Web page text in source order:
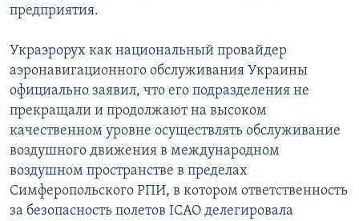
предприятия.
Украэрорух как национальный провайдер
аэронавигационного обслуживания Украины
официально заявил, что его подразделения не
прекращали и продолжают на высоком
качественном уровне осуществлять обслуживание
воздушного движения в международном
воздушном пространстве в пределах
Симферопольского РПИ, в котором ответственность
за безопасность полетов ІСАО делегировала